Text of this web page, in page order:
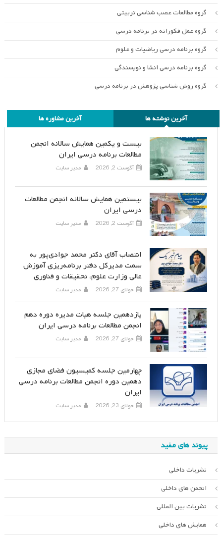
گروه مطالعات عصب شناسی تربیتی
گروه عمل فکورانه در برنامه درسی
گروه برنامه درسی ریاضیات و علوم
گروه برنامه درسی انشا و نویسندگی
گروه روش شناسی پژوهش در برنامه درسی
آخرین نوشته ها آخرین مشاوره ها
بیست و یکمین همایش سالانه انجمن
مطالعات برنامه درسی ایران
آگوست 2, 2026 مدیر سایت
بیستمین همایش سالانه انجمن مطالعات
درسی ایران
آگوست 2, 2026 مدیر سایت
انتصاب آقای دکتر محمد جوادی‌پور به
سمت مدیرکل دفتر برنامه‌ریزی آموزش
عالی وزارت علوم، تحقیقات و فناوری
جولای 27, 2026 مدیر سایت
یازدهمین جلسه هیات مدیره دوره دهم
انجمن مطالعات برنامه درسی ایران
جولای 27, 2026 مدیر سایت
چهارمین جلسه کمیسیون فضای مجازی
دهمین دوره انجمن مطالعات برنامه درسی
ایران
جولای 23, 2026 مدیر سایت
پیوند های مفید
نشریات داخلی
انجمن های داخلی
نشریات بین المللی
همایش های داخلی